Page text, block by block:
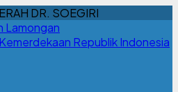
DR. SOEGIRI